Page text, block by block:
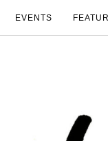
EVENTS